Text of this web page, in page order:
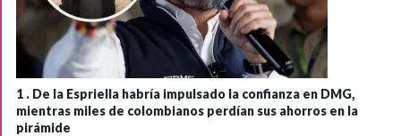
1 . De la Espriella habría impulsado la confianza en DMG,
mientras miles de colombianos perdían sus ahorros en la
pirámide